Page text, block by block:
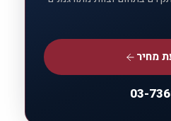
מחיר
03-